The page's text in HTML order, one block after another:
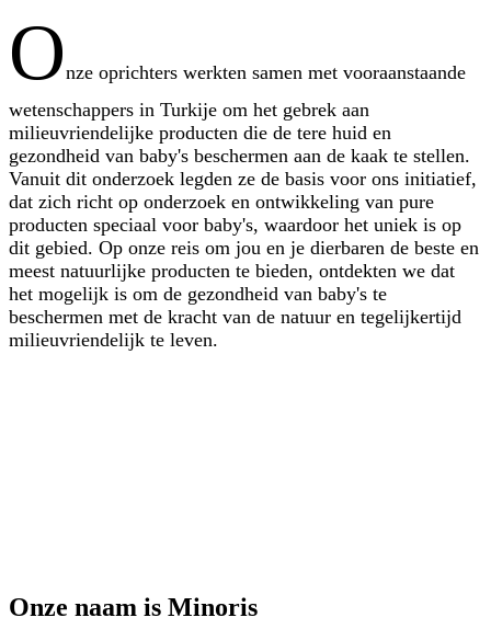
Onze oprichters werkten samen met vooraanstaande
wetenschappers in Turkije om het gebrek aan
milieuvriendelijke producten die de tere huid en
gezondheid van baby's beschermen aan de kaak te stellen.
Vanuit dit onderzoek legden ze de basis voor ons initiatief,
dat zich richt op onderzoek en ontwikkeling van pure
producten speciaal voor baby's, waardoor het uniek is op
dit gebied. Op onze reis om jou en je dierbaren de beste en
meest natuurlijke producten te bieden, ontdekten we dat
het mogelijk is om de gezondheid van baby's te
beschermen met de kracht van de natuur en tegelijkertijd
milieuvriendelijk te leven.
Onze naam is Minoris